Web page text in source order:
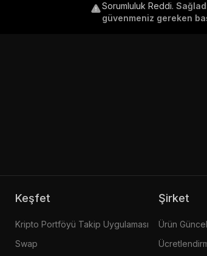
Sorumluluk Reddi.
güvenmeniz gereken
Keşfet
Kripto Portföyü Takip Uygulaması
Swap
Şirket
Ürün